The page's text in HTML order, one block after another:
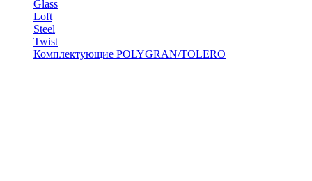
Glass
Loft
Steel
Twist
Комплектующие POLYGRAN/TOLERO